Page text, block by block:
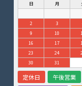
日 月
2
3
9
10
16
17
23
24
30
31
定休日 午後営業